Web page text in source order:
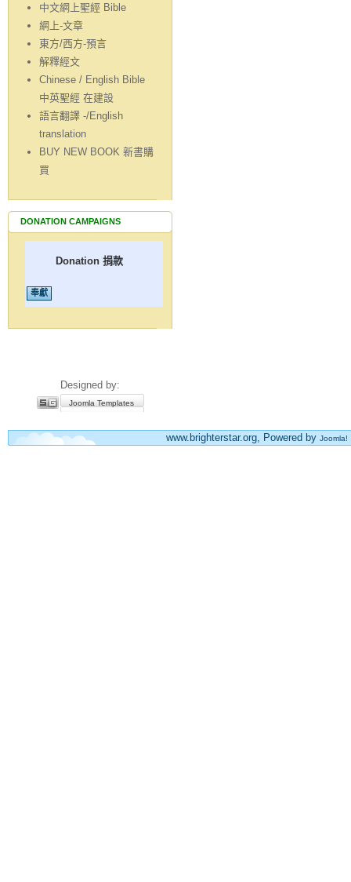
中文網上聖經 Bible
網上-文章
東方/西方-預言
解釋經文
Chinese / English Bible
中英聖經 在建設
語言翻譯 -/English
translation
BUY NEW BOOK 新書購
買
DONATION CAMPAIGNS
Donation 捐款
Designed by:
Joomla Templates
www.brighterstar.org, Powered byJoomla!